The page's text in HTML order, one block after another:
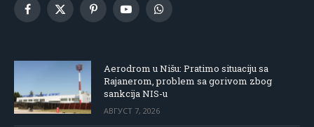
Facebook
X
PinterestYouTubeWhatsApp
Aerodrom u Nišu: Pratimo situaciju sa
Rajanerom, problem sa gorivom zbog
sankcija NIS-u
АВГУСТ 7, 2026